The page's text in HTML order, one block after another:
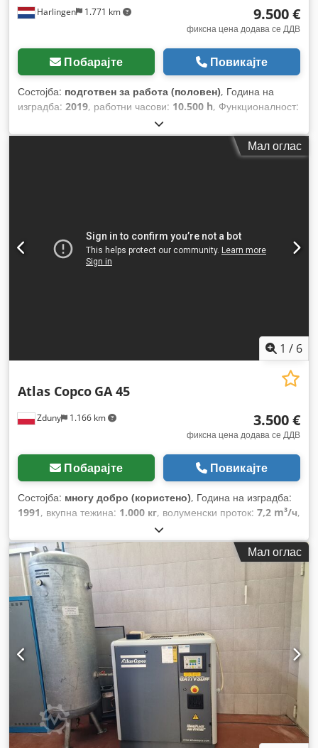
Harlingen 1.771 km 9.500 €
фиксна цена додава се ДДВ
Побарајте Повикајте
Состојба: подготвен за работа (половен), Година на
изградба: 2019, работни часови: 10.500 h, Функционалност:
, вкупна тежина:
kW (101,97 коњски сили), волуменски проток:476 m³/ч,
воздух,
Мал оглас
1 / 6
Zduny 1.166 km
Atlas Copco GA 45
3.500 €
фиксна цена додава се ДДВ
Побарајте Повикајте
Состојба: многу добро (користено), Година на изградба:
1991, вкупна тежина: 1.000 кг, волуменски проток: 7,2 m³/ч,
, влезен напон:
Мал оглас